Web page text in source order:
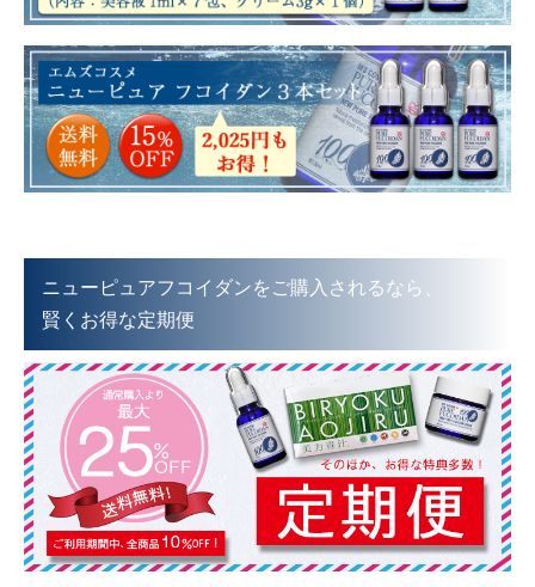
ニューピュアフコイダンをご購入されるなら、
賢くお得な定期便